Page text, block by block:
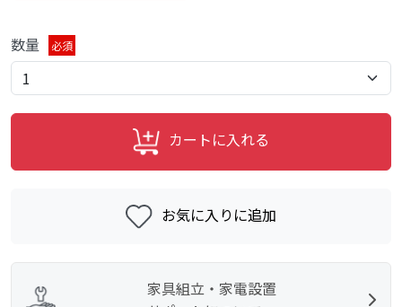
数量 必須
カートに入れる
お気に入りに追加
家具組立・家電設置